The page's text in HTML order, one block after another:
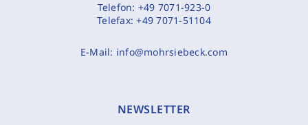
Telefon: +49 7071-923-0
Telefax:+49 7071-51104
E-Mail: info@mohrsiebeck.com
NEWSLETTER